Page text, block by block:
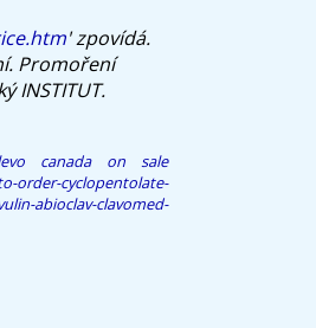
' zpovídá.
Promoření
INSTITUT.
canada on sale
order-cyclopentolate-
abioclav-clavomed-